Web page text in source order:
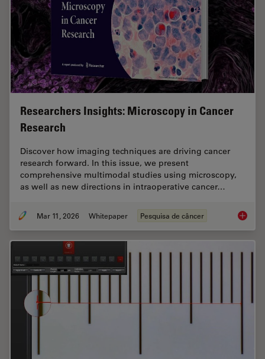
Researchers Insights: Microscopy in Cancer
Research
Discover how imaging techniques are driving cancer
research forward. In this issue, we present
comprehensive multimodal studies using microscopy,
as well as new directions in intraoperative cancer…
Mar 11, 2026 Whitepaper Pesquisa de câncer